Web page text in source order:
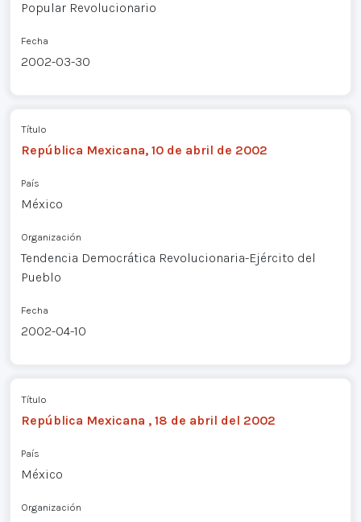
Popular Revolucionario
Fecha
2002-03-30
Título
República Mexicana, 10 de abril de 2002
País
México
Organización
Tendencia Democrática Revolucionaria-Ejército del
Pueblo
Fecha
2002-04-10
Título
República Mexicana , 18 de abril del 2002
País
México
Organización